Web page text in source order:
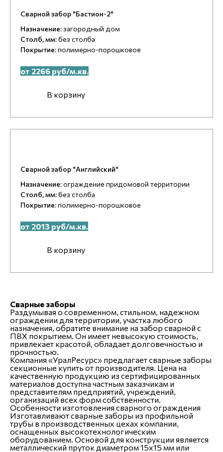
Сварной забор "Бастион-2"
Назначение:загородный дом
Столб, мм:без столба
Покрытие:полимерно-порошковое
от 2266 руб/м.кв.
В корзину
Сварной забор "Английский"
Назначение:ограждение придомовой территории
Столб, мм:без столба
Покрытие:полимерно-порошковое
от 2013 руб/м.кв.
В корзину
Сварные заборы
Раздумывая о современном, стильном, надежном
ограждении для территории, участка любого
назначения, обратите внимание на забор сварной с
ПВХ покрытием. Он имеет невысокую стоимость,
привлекает красотой, обладает долговечностью и
прочностью.
Компания «УралРесурс» предлагает сварные заборы
секционные купить от производителя. Цена на
качественную продукцию из сертифицированных
материалов доступна частным заказчикам и
представителям предприятий, учреждений,
организаций всех форм собственности.
Особенности изготовления сварного ограждения
Изготавливают сварные заборы из профильной
трубы в производственных цехах компании,
оснащенных высокотехнологическим
оборудованием. Основой для конструкции является
металлический пруток диаметром 15х15 мм или